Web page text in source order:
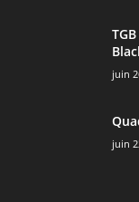
juin
juin